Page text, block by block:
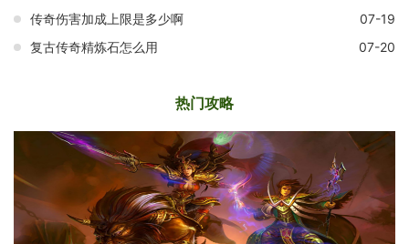
传奇伤害加成上限是多少啊
07-19
复古传奇精炼石怎么用
07-20
热门攻略